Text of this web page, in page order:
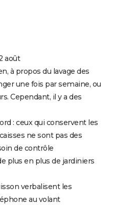
août
à propos du lavage des
une fois par semaine, ou
Cependant, il y a des
: ceux qui conservent les
ne sont pas des
de contrôle
plus en plus de jardiniers
verbalisent les
au volant